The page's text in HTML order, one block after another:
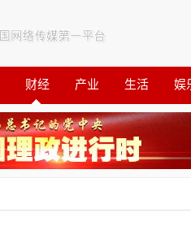
财经 产业 生活 娱